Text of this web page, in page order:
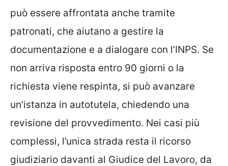
può essere affrontata anche tramite
patronati, che aiutano a gestire la
documentazione e a dialogare con l’INPS. Se
non arriva risposta entro 90 giorni o la
richiesta viene respinta, si può avanzare
un’istanza in autotutela, chiedendo una
revisione del provvedimento. Nei casi più
complessi, l’unica strada resta il ricorso
giudiziario davanti al Giudice del Lavoro, da